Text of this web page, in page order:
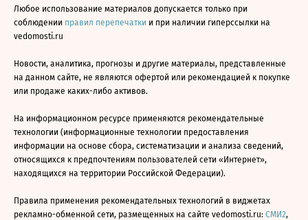
Любое использование материалов допускается только при
соблюдении правил перепечатки и при наличии гиперссылки на
vedomosti.ru
Новости, аналитика, прогнозы и другие материалы, представленные
на данном сайте, не являются офертой или рекомендацией к покупке
или продаже каких-либо активов.
На информационном ресурсе применяются рекомендательные
технологии (информационные технологии предоставления
информации на основе сбора, систематизации и анализа сведений,
относящихся к предпочтениям пользователей сети «Интернет»,
находящихся на территории Российской Федерации).
Правила применения рекомендательных технологий в виджетах
рекламно-обменной сети, размещенных на сайте vedomosti.ru: СМИ2,